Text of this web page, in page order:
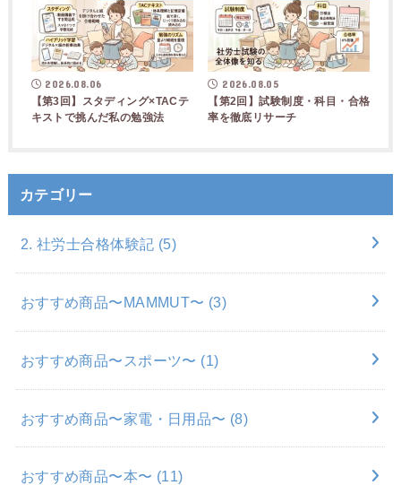
2026.08.06
【第3回】スタディング×TACテ
キストで挑んだ私の勉強法
2026.08.05
【第2回】試験制度・科目・合格
率を徹底リサーチ
カテゴリー
2. 社労士合格体験記 (5)
おすすめ商品〜MAMMUT〜 (3)
おすすめ商品〜スポーツ〜 (1)
おすすめ商品〜家電・日用品〜 (8)
おすすめ商品〜本〜 (11)